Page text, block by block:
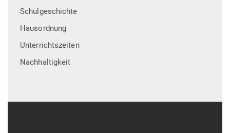
Schulgeschichte
Hausordnung
Unterrichtszeiten
Nachhaltigkeit